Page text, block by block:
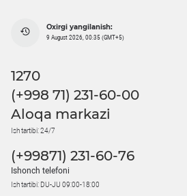
Oxirgi yangilanish:
9 August 2026, 00:35 (GMT+5)
1270
(+998 71) 231-60-00
Aloqa markazi
Ish tartibi: 24/7
(+99871) 231-60-76
Ishonch telefoni
Ish tartibi: DU-JU 09:00-18:00